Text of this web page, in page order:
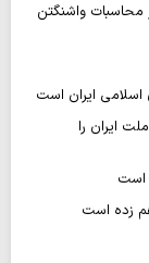
محاسبات واشنگتن
ایران است
ایران را
است
زده است